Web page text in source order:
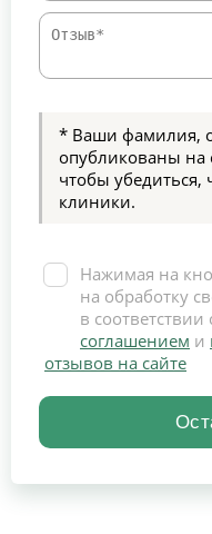
* Ваши фамилия,
опубликованы
чтобы
клиники.
Нажимая на
на обработку
в соответствии
соглашением и
отзывов на сайте